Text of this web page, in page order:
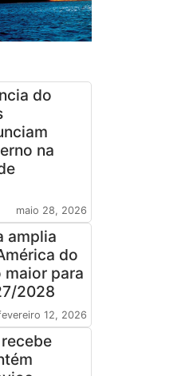
do
na
maio 28, 2026
amplia
do
maior para
2028
12, 2026